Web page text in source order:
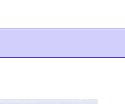
springen